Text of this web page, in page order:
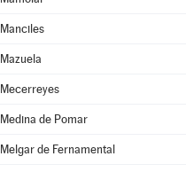
Manciles
Mazuela
Mecerreyes
Medina de Pomar
Melgar de Fernamental